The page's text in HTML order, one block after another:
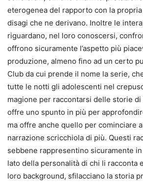
eterogenea del rapporto con la
disagi che ne derivano. Inoltre le
riguardano, nel loro conoscersi,
offrono sicuramente l’aspetto più
produzione, almeno fino ad un certo
Club da cui prende il nome la serie,
tutte le notti gli adolescenti nel
magione per raccontarsi delle storie di
offre uno spunto in più per
ma offre anche quello per cominciare
narrazione scricchiola di più. Questi
sebbene rappresentino sicuramente
lato della personalità di chi li racconta
loro background, sfilacciano la storia